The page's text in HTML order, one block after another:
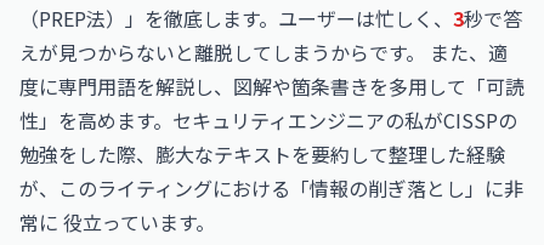
（PREP法）」を徹底します。ユーザーは忙しく、 3秒で答
えが見つからないと離脱してしまうからです。 また、適
度に専門用語を解説し、図解や箇条書きを多用して「可読
性」を高めます。セキュリティエンジニアの私がCISSPの
勉強をした際、膨大なテキストを要約して整理した経験
が、このライティングにおける「情報の削ぎ落とし」に非
常に 役立っています。